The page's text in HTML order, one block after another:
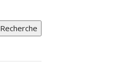
Recherche